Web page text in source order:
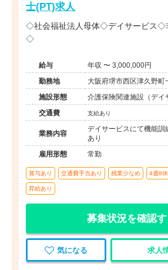
士(PT)求人
◇社会福祉法人母体◇デイサービス◇
◇
給与
年収 〜 3,000,000円
勤務地
大阪府堺市西区津久野町
施設形態
介護保険関連施設（デイ
交通費
支給あり
業務内容
デイサービスにて機能訓
あり
雇用形態
常勤
賞与あり 交通費手当あり 残業少なめ 4週8
昇給あり
募集状況を確認
気になる 求人